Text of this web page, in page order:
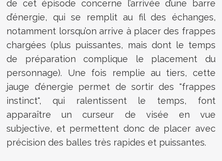
de cet épisode concerne l’arrivée d’une barre
d’énergie, qui se remplit au fil des échanges,
notamment lorsqu’on arrive à placer des frappes
chargées (plus puissantes, mais dont le temps
de préparation complique le placement du
personnage). Une fois remplie au tiers, cette
jauge d’énergie permet de sortir des "frappes
instinct", qui ralentissent le temps, font
apparaître un curseur de visée en vue
subjective, et permettent donc de placer avec
précision des balles très rapides et puissantes.